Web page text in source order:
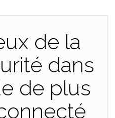
de la
dans
de plus